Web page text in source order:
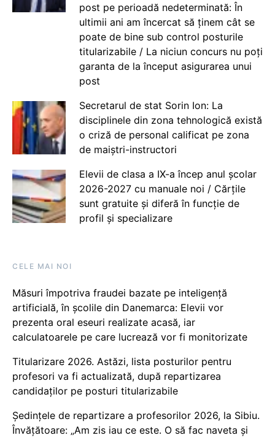
post pe perioadă nedeterminată: În
ultimii ani am încercat să ținem cât se
poate de bine sub control posturile
titularizabile / La niciun concurs nu poți
garanta de la început asigurarea unui
post
Secretarul de stat Sorin Ion: La
disciplinele din zona tehnologică există
o criză de personal calificat pe zona
de maiștri-instructori
Elevii de clasa a IX-a încep anul școlar
2026-2027 cu manuale noi / Cărțile
sunt gratuite și diferă în funcție de
profil și specializare
CELE MAI NOI
Măsuri împotriva fraudei bazate pe inteligență
artificială, în școlile din Danemarca: Elevii vor
prezenta oral eseuri realizate acasă, iar
calculatoarele pe care lucrează vor fi monitorizate
Titularizare 2026. Astăzi, lista posturilor pentru
profesori va fi actualizată, după repartizarea
candidaților pe posturi titularizabile
Ședințele de repartizare a profesorilor 2026, la Sibiu.
Învățătoare: „Am zis iau ce este. O să fac naveta și